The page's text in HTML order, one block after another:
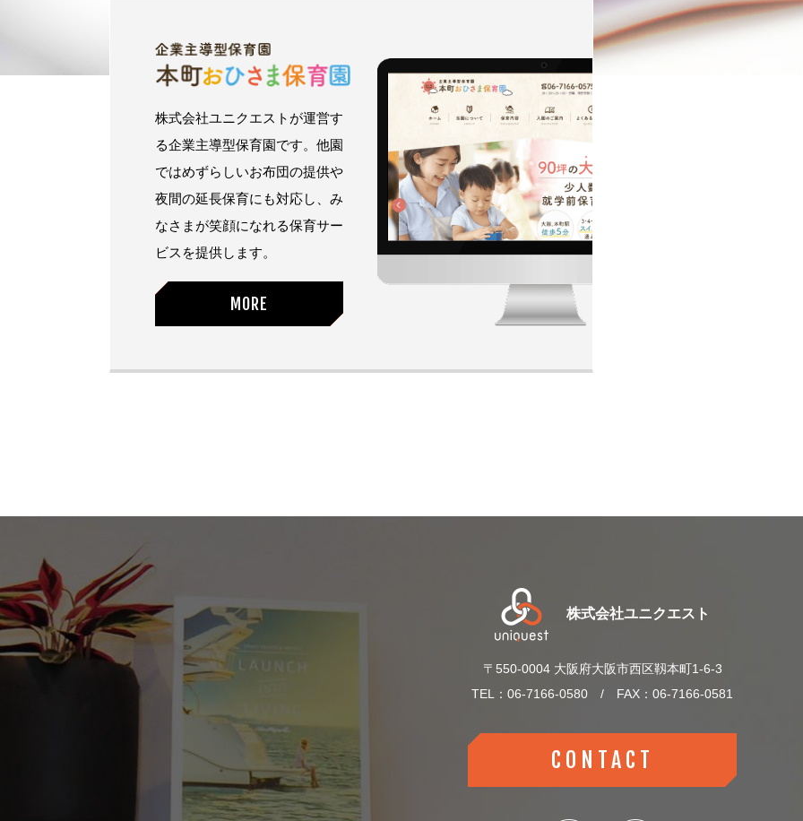
株式会社ユニクエストが運営す
る企業主導型保育園です。他園
ではめずらしいお布団の提供や
夜間の延長保育にも対応し、み
なさまが笑顔になれる保育サー
ビスを提供します。
MORE
株式会社ユニクエスト
〒550-0004大阪府大阪市西区靱本町1-6-3
TEL：06-7166-0580 / FAX：06-7166-0581
CONTACT